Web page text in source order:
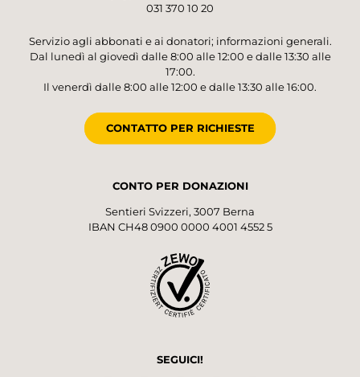
031 370 10 20
Servizio agli abbonati e ai donatori; informazioni generali.
Dal lunedì al giovedì dalle 8:00 alle 12:00 e dalle 13:30 alle
17:00.
Il venerdì dalle 8:00 alle 12:00 e dalle 13:30 alle 16:00.
CONTATTO PER RICHIESTE
CONTO PER DONAZIONI
Sentieri Svizzeri, 3007 Berna
IBAN CH48 0900 0000 4001 4552 5
SEGUICI!